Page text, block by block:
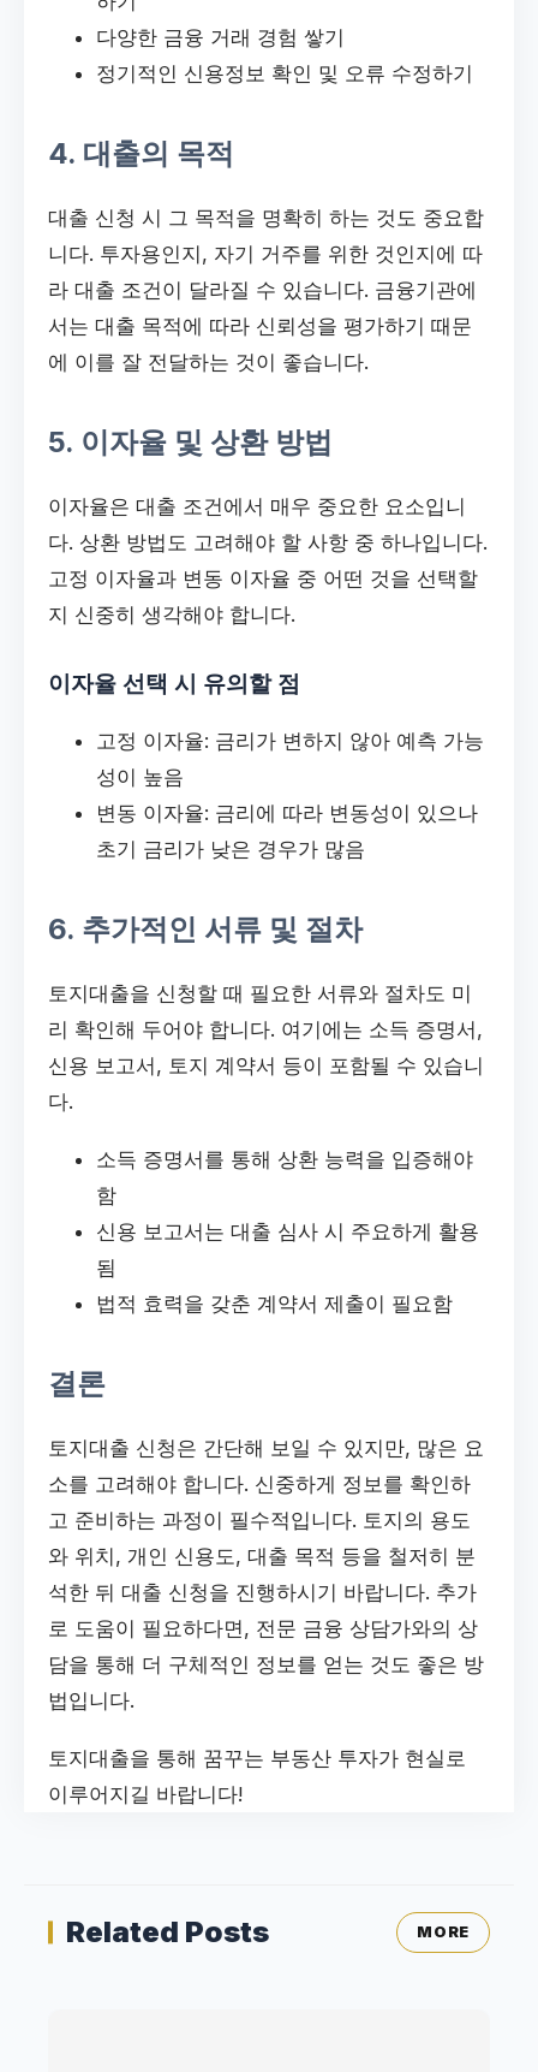
다양한 금융 거래 경험 쌓기
정기적인 신용정보 확인 및 오류 수정하기
4. 대출의 목적
대출 신청 시 그 목적을 명확히 하는 것도 중요합
니다. 투자용인지, 자기 거주를 위한 것인지에 따
라 대출 조건이 달라질 수 있습니다. 금융기관에
서는 대출 목적에 따라 신뢰성을 평가하기 때문
에 이를 잘 전달하는 것이 좋습니다.
5. 이자율 및 상환 방법
이자율은 대출 조건에서 매우 중요한 요소입니
다. 상환 방법도 고려해야 할 사항 중 하나입니다.
고정 이자율과 변동 이자율 중 어떤 것을 선택할
지 신중히 생각해야 합니다.
이자율 선택 시 유의할 점
고정 이자율: 금리가 변하지 않아 예측 가능
성이 높음
변동 이자율: 금리에 따라 변동성이 있으나
초기 금리가 낮은 경우가 많음
6. 추가적인 서류 및 절차
토지대출을 신청할 때 필요한 서류와 절차도 미
리 확인해 두어야 합니다. 여기에는 소득 증명서,
신용 보고서, 토지 계약서 등이 포함될 수 있습니
다.
소득 증명서를 통해 상환 능력을 입증해야
함
신용 보고서는 대출 심사 시 주요하게 활용
됨
법적 효력을 갖춘 계약서 제출이 필요함
결론
토지대출 신청은 간단해 보일 수 있지만, 많은 요
소를 고려해야 합니다. 신중하게 정보를 확인하
고 준비하는 과정이 필수적입니다. 토지의 용도
와 위치, 개인 신용도, 대출 목적 등을 철저히 분
석한 뒤 대출 신청을 진행하시기 바랍니다. 추가
로 도움이 필요하다면, 전문 금융 상담가와의 상
담을 통해 더 구체적인 정보를 얻는 것도 좋은 방
법입니다.
토지대출을 통해 꿈꾸는 부동산 투자가 현실로
이루어지길 바랍니다!
Related Posts MORE